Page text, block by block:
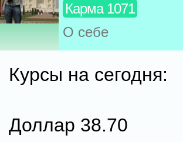
Карма 1071
О себе
Курсы на сегодня:
Доллар 38.70